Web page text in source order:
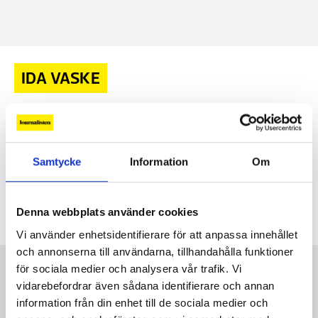
Samtycke Information Om
Denna webbplats använder cookies
Vi använder enhetsidentifierare för att anpassa innehållet
och annonserna till användarna, tillhandahålla funktioner
för sociala medier och analysera vår trafik. Vi
vidarebefordrar även sådana identifierare och annan
information från din enhet till de sociala medier och
IDA VASKE
MM-klubben: ”Vi hoppas att Anders Eriksson skäms”
17 MAJ, 2024 | Journalistklubbarna i Bonnier News rasar
mot företagets snålhet under
uppsägningsförhandlingarna på Marieberg Media. ”Vi har
ordförande i journalistklubben på Marieberg Media.
Kontakt
Så kontaktar du Journalisten: